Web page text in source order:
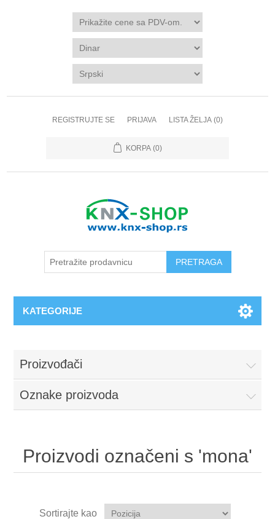
REGISTRUJTE SE PRIJAVA LISTA ŽELJA (0)
KORPA (0)
KATEGORIJE
Proizvođači
Oznake proizvoda
Proizvodi označeni s 'mona'
Sortirajte kao